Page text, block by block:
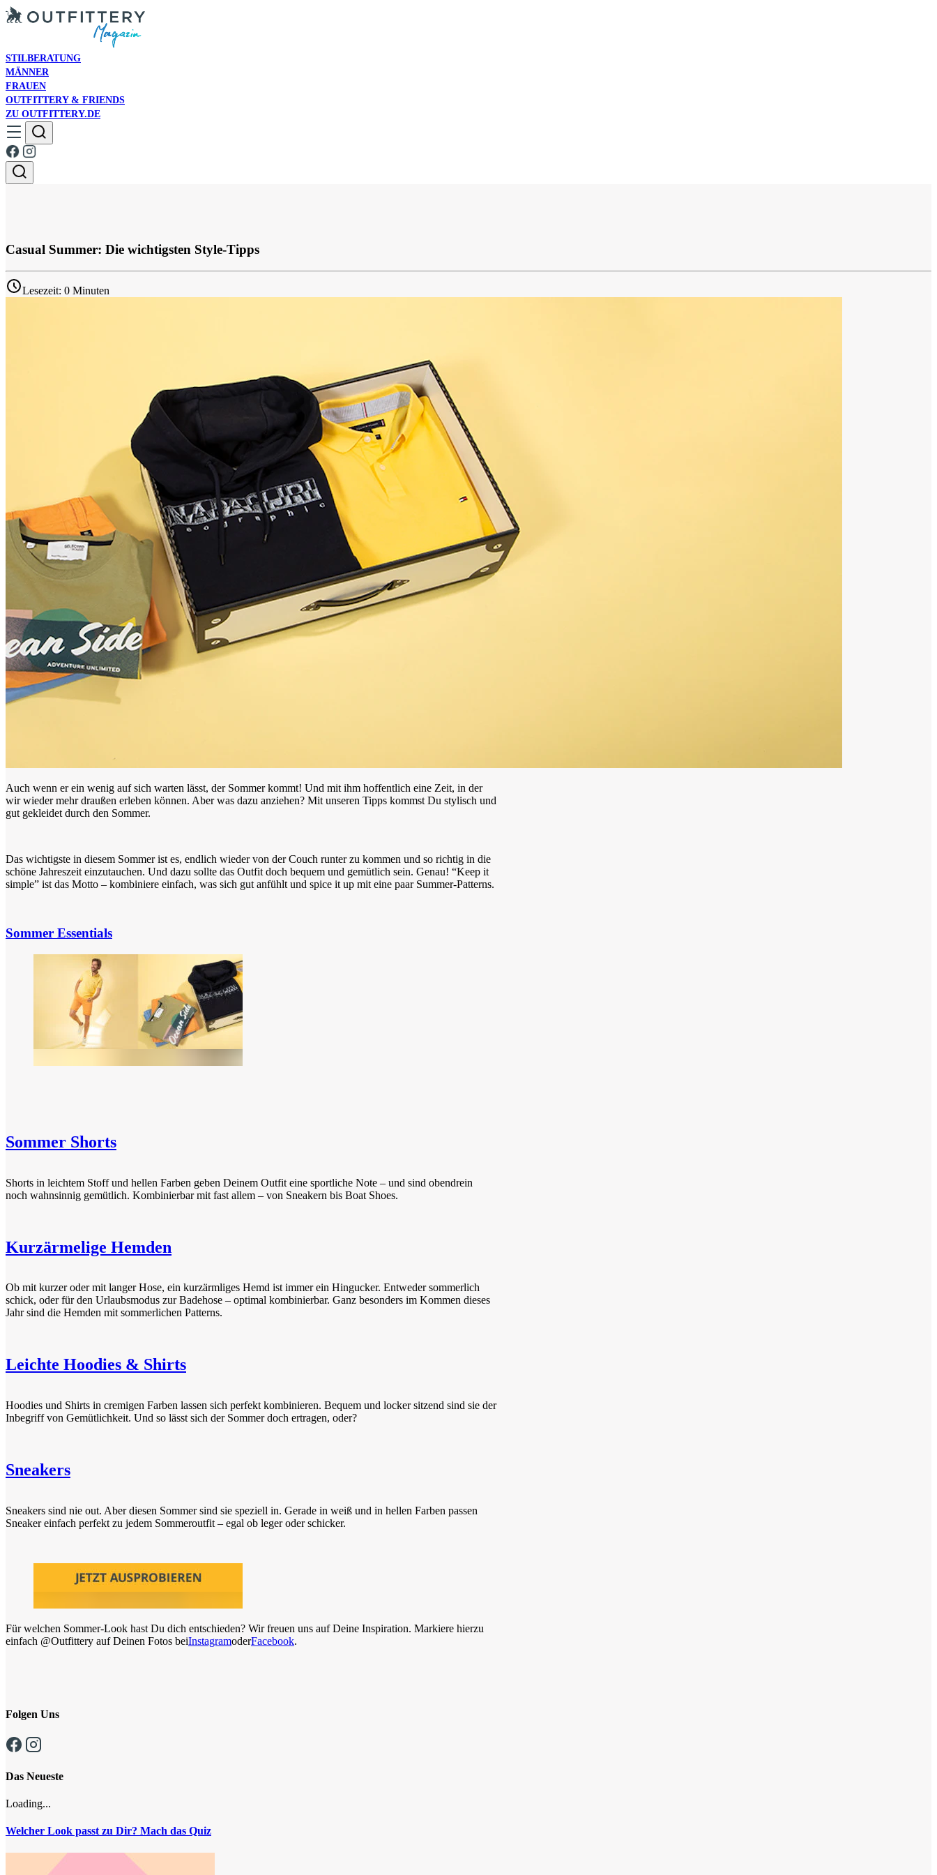
STILBERATUNG
MÄNNER
FRAUEN
OUTFITTERY & FRIENDS
ZU OUTFITTERY.DE
Casual Summer: Die wichtigsten Style-Tipps
Lesezeit: 0 Minuten
Auch wenn er ein wenig auf sich warten lässt, der Sommer kommt! Und mit ihm hoffentlich eine Zeit, in der
wir wieder mehr draußen erleben können. Aber was dazu anziehen? Mit unseren Tipps kommst Du stylisch und
gut gekleidet durch den Sommer.
Das wichtigste in diesem Sommer ist es, endlich wieder von der Couch runter zu kommen und so richtig in die
schöne Jahreszeit einzutauchen. Und dazu sollte das Outfit doch bequem und gemütlich sein. Genau! “Keep it
simple” ist das Motto – kombiniere einfach, was sich gut anfühlt und spice it up mit eine paar Summer-Patterns.
Sommer Essentials
Sommer Shorts
Shorts in leichtem Stoff und hellen Farben geben Deinem Outfit eine sportliche Note – und sind obendrein
noch wahnsinnig gemütlich. Kombinierbar mit fast allem – von Sneakern bis Boat Shoes.
Kurzärmelige Hemden
Ob mit kurzer oder mit langer Hose, ein kurzärmliges Hemd ist immer ein Hingucker. Entweder sommerlich
schick, oder für den Urlaubsmodus zur Badehose – optimal kombinierbar. Ganz besonders im Kommen dieses
Jahr sind die Hemden mit sommerlichen Patterns.
Leichte Hoodies & Shirts
Hoodies und Shirts in cremigen Farben lassen sich perfekt kombinieren. Bequem und locker sitzend sind sie der
Inbegriff von Gemütlichkeit. Und so lässt sich der Sommer doch ertragen, oder?
Sneakers
Sneakers sind nie out. Aber diesen Sommer sind sie speziell in. Gerade in weiß und in hellen Farben passen
Sneaker einfach perfekt zu jedem Sommeroutfit – egal ob leger oder schicker.
Für welchen Sommer-Look hast Du dich entschieden? Wir freuen uns auf Deine Inspiration. Markiere hierzu
einfach @Outfittery auf Deinen Fotos beiInstagramoderFacebook.
Folgen Uns
Das Neueste
Loading...
Welcher Look passt zu Dir? Mach das Quiz